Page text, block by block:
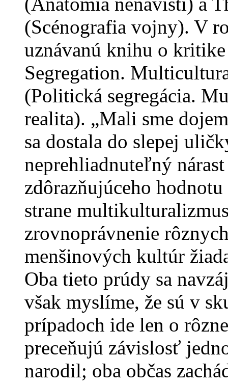
(Scénografia vojny). V
uznávanú knihu o
Segregation.
(Politická segregácia.
realita). „Mali sme
sa dostala do slepej
neprehliadnuteľný
zdôrazňujúceho
strane
zrovnoprávnenie
menšinových kultúr
Oba tieto prúdy sa
však myslíme, že sú v
prípadoch ide len o
preceňujú závislosť
narodil; oba občas